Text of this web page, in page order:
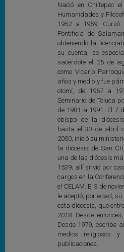
Nació en Chiltepec
Humanidades y
1952 a 1959. Cursó
Pontificia de
obteniendo la
su cuenta, se
sacerdote el 25 de
como Vicario
años y medio y fue
otomí, de 1967 a
Seminario de Toluca
de 1981 a 1991. El 7
obispo de la
hasta el 30 de abril
2000, inició su
la diócesis de San
una de las diócesis
1539; allí sirvió por
cargos en la
el CELAM. El 3 de
le aceptó, por edad,
esta diócesis, que
2018. Desde
Desde 1979, escribe
medios religiosos
publicaciones.